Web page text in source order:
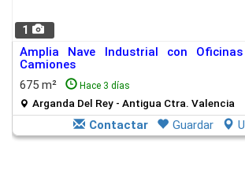
1
Amplia Nave Industrial con
Camiones
675 m²
Hace 3 días
Arganda Del Rey - Antigua Ctra. Valencia
Contactar Guardar